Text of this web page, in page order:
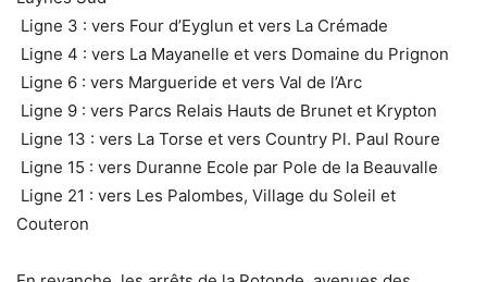
Ligne 3 : vers Four d’Eyglun et vers La Crémade
Ligne 4 : vers La Mayanelle et vers Domaine du Prignon
Ligne 6 : vers Margueride et vers Val de l’Arc
Ligne 9 : vers Parcs Relais Hauts de Brunet et Krypton
Ligne 13 : vers La Torse et vers Country Pl. Paul Roure
Ligne 15 : vers Duranne Ecole par Pole de la Beauvalle
Ligne 21 : vers Les Palombes, Village du Soleil et
Couteron